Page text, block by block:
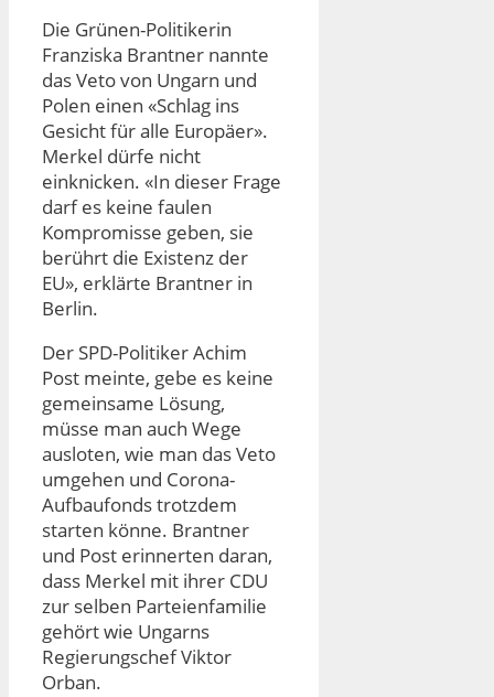
Die Grünen-Politikerin
Franziska Brantner nannte
das Veto von Ungarn und
Polen einen «Schlag ins
Gesicht für alle Europäer».
Merkel dürfe nicht
einknicken. «In dieser Frage
darf es keine faulen
Kompromisse geben, sie
berührt die Existenz der
EU», erklärte Brantner in
Berlin.
Der SPD-Politiker Achim
Post meinte, gebe es keine
gemeinsame Lösung,
müsse man auch Wege
ausloten, wie man das Veto
umgehen und Corona-
Aufbaufonds trotzdem
starten könne. Brantner
und Post erinnerten daran,
dass Merkel mit ihrer CDU
zur selben Parteienfamilie
gehört wie Ungarns
Regierungschef Viktor
Orban.